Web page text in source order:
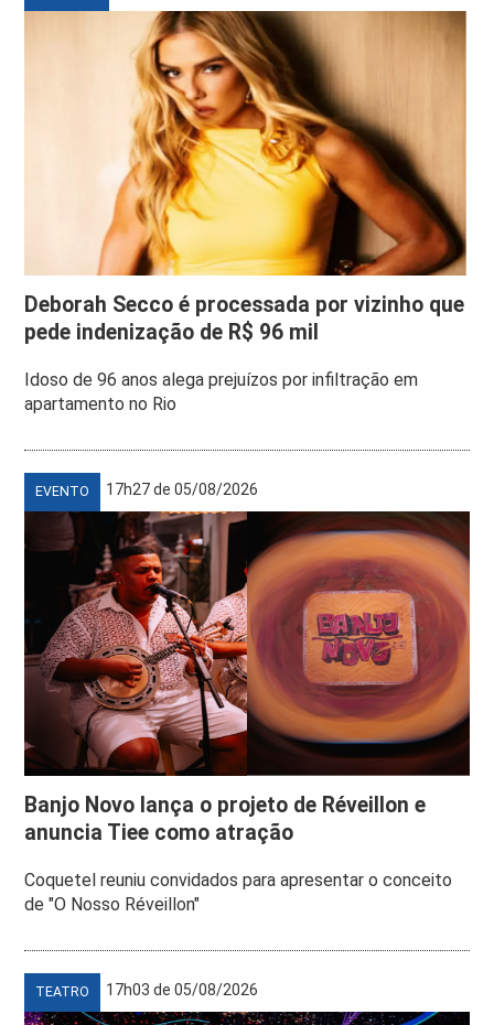
Deborah Secco é processada por vizinho que
pede indenização de R$ 96 mil
Idoso de 96 anos alega prejuízos por infiltração em
apartamento no Rio
EVENTO 17h27 de 05/08/2026
Banjo Novo lança o projeto de Réveillon e
anuncia Tiee como atração
Coquetel reuniu convidados para apresentar o conceito
de "O Nosso Réveillon"
TEATRO 17h03 de 05/08/2026